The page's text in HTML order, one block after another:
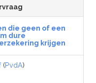
die geen of een
dure
krijgen
(PvdA)